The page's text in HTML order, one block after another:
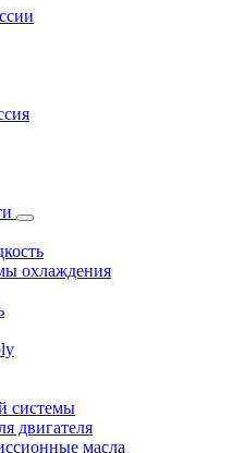
охлаждения
системы
двигателя
масла